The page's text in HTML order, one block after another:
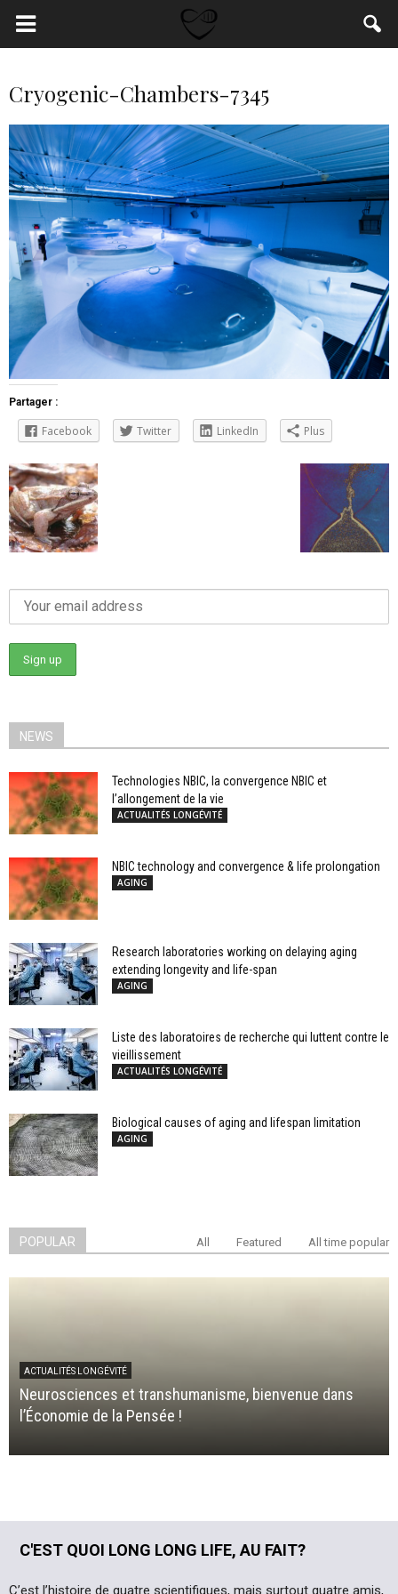
Cryogenic-Chambers-7345
Partager :
Facebook Twitter LinkedIn Plus
NEWS
Technologies NBIC, la convergence NBIC et
l’allongement de la vie
ACTUALITÉS LONGÉVITÉ
NBIC technology and convergence & life prolongation
AGING
Research laboratories working on delaying aging
extending longevity and life-span
AGING
Liste des laboratoires de recherche qui luttent contre le
vieillissement
ACTUALITÉS LONGÉVITÉ
Biological causes of aging and lifespan limitation
AGING
POPULAR All Featured All time popular
ACTUALITÉS LONGÉVITÉ
Neurosciences et transhumanisme, bienvenue dans
l’Économie de la Pensée !
C'EST QUOI LONG LONG LIFE, AU FAIT?